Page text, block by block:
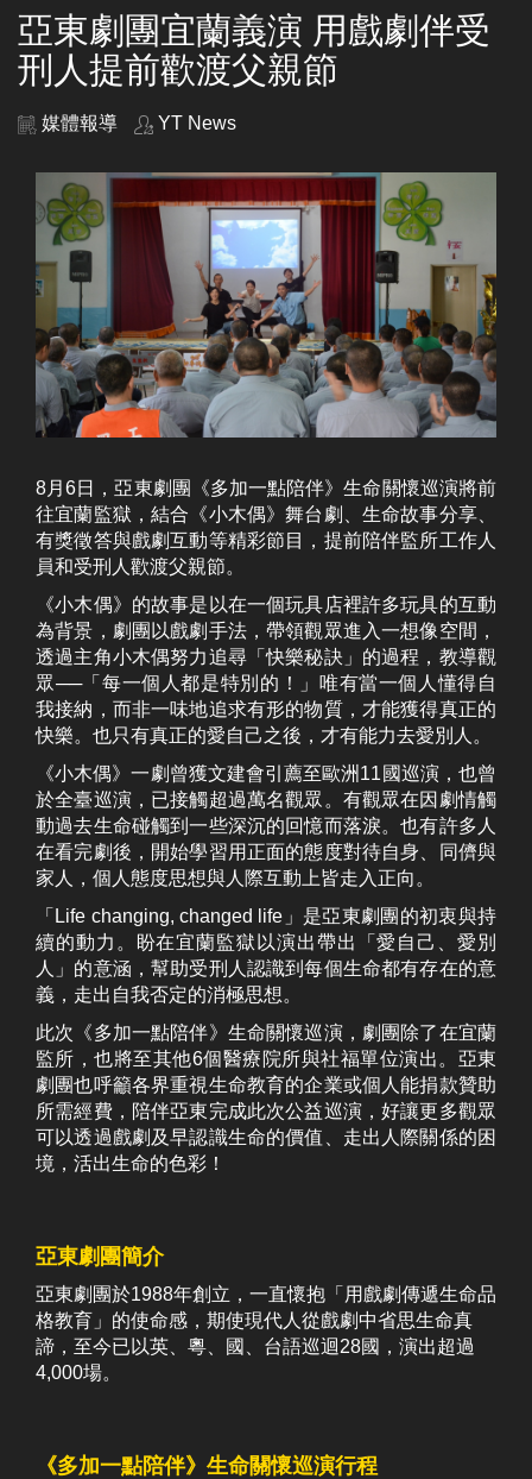
亞東劇團宜蘭義演 用戲劇伴受
刑人提前歡渡父親節
媒體報導 YT News
8月6日，亞東劇團《多加一點陪伴》生命關懷巡演將前
往宜蘭監獄，結合《小木偶》舞台劇、生命故事分享、
有獎徵答與戲劇互動等精彩節目，提前陪伴監所工作人
員和受刑人歡渡父親節。
《小木偶》的故事是以在一個玩具店裡許多玩具的互動
為背景，劇團以戲劇手法，帶領觀眾進入一想像空間，
透過主角小木偶努力追尋「快樂秘訣」的過程，教導觀
眾──「每一個人都是特別的！」唯有當一個人懂得自
我接納，而非一味地追求有形的物質，才能獲得真正的
快樂。也只有真正的愛自己之後，才有能力去愛別人。
《小木偶》一劇曾獲文建會引薦至歐洲11國巡演，也曾
於全臺巡演，已接觸超過萬名觀眾。有觀眾在因劇情觸
動過去生命碰觸到一些深沉的回憶而落淚。也有許多人
在看完劇後，開始學習用正面的態度對待自身、同儕與
家人，個人態度思想與人際互動上皆走入正向。
「Life changing, changed life」是亞東劇團的初衷與持
續的動力。盼在宜蘭監獄以演出帶出「愛自己、愛別
人」的意涵，幫助受刑人認識到每個生命都有存在的意
義，走出自我否定的消極思想。
此次《多加一點陪伴》生命關懷巡演，劇團除了在宜蘭
監所，也將至其他6個醫療院所與社福單位演出。亞東
劇團也呼籲各界重視生命教育的企業或個人能捐款贊助
所需經費，陪伴亞東完成此次公益巡演，好讓更多觀眾
可以透過戲劇及早認識生命的價值、走出人際關係的困
境，活出生命的色彩！
亞東劇團簡介
亞東劇團於1988年創立，一直懷抱「用戲劇傳遞生命品
格教育」的使命感，期使現代人從戲劇中省思生命真
諦，至今已以英、粵、國、台語巡迴28國，演出超過
4,000場。
《多加一點陪伴》生命關懷巡演行程